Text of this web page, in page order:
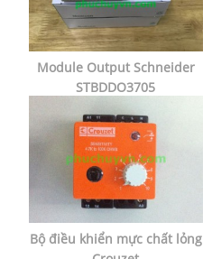
Module Output Schneider
STBDDO3705
Bộ điều khiển mực chất lỏng